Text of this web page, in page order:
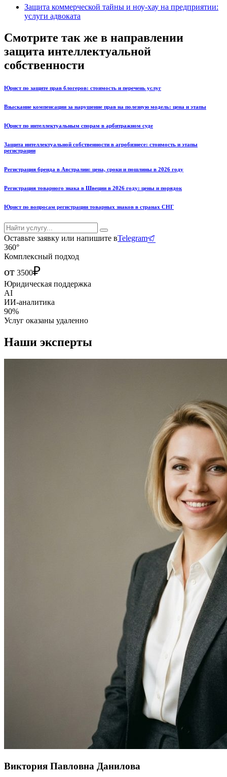
Защита коммерческой тайны и ноу-хау на предприятии:
услуги адвоката
Смотрите так же в направлении
защита интеллектуальной
собственности
Юрист по защите прав блогеров: стоимость и перечень услуг
Взыскание компенсации за нарушение прав на полезную модель: цена и этапы
Юрист по интеллектуальным спорам в арбитражном суде
Защита интеллектуальной собственности в агробизнесе: стоимость и этапы
регистрации
Регистрация бренда в Австралии: цена, сроки и пошлины в 2026 году
Регистрация товарного знака в Швеции в 2026 году: цены и порядок
Юрист по вопросам регистрации товарных знаков в странах СНГ
Оставьте заявку или напишите вTelegram
360°
Комплексный подход
от 3500₽
Юридическая поддержка
AI
ИИ-аналитика
90%
Услуг оказаны удаленно
Наши эксперты
Виктория Павловна Данилова